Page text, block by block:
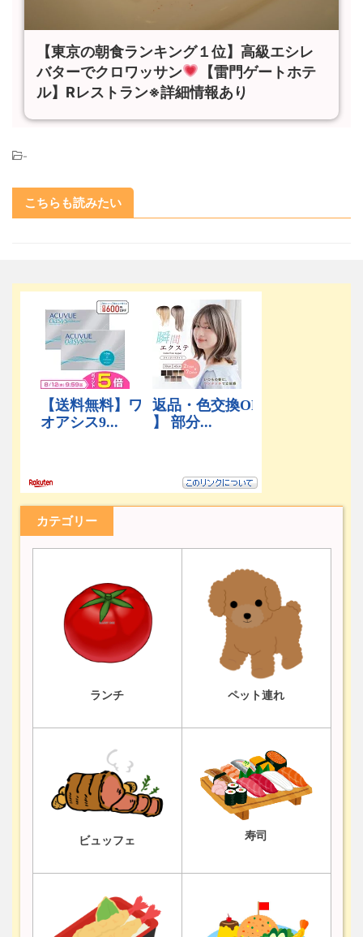
【東京の朝食ランキング１位】高級エシレ
バターでクロワッサン
【雷門ゲートホテ
ル】Rレストラン※詳細情報あり
-
こちらも読みたい
カテゴリー
ランチ ペット連れ
ビュッフェ 寿司